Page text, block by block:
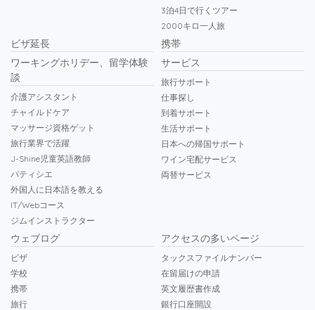
3泊4日で行くツアー
2000キロ一人旅
ビザ延長
ワーキングホリデー、留学体験
談
介護アシスタント
チャイルドケア
マッサージ資格ゲット
旅行業界で活躍
J-Shine児童英語教師
パティシエ
外国人に日本語を教える
IT/Webコース
ジムインストラクター
携帯
サービス
旅行サポート
仕事探し
到着サポート
生活サポート
日本への帰国サポート
ワイン宅配サービス
両替サービス
ウェブログ
ビザ
学校
携帯
旅行
アクセスの多いページ
タックスファイルナンバー
在留届けの申請
英文履歴書作成
銀行口座開設